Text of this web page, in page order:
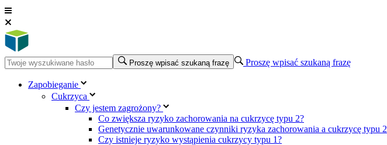
Proszę wpisać szukaną frazę Proszę wpisać szukaną frazę
Zapobieganie
Cukrzyca
Czy jestem zagrożony?
Co zwiększa ryzyko zachorowania na cukrzycę typu 2?
Genetycznie uwarunkowane czynniki ryzyka zachorowania a cukrzycę typu 2
Czy istnieje ryzyko wystąpienia cukrzycy typu 1?